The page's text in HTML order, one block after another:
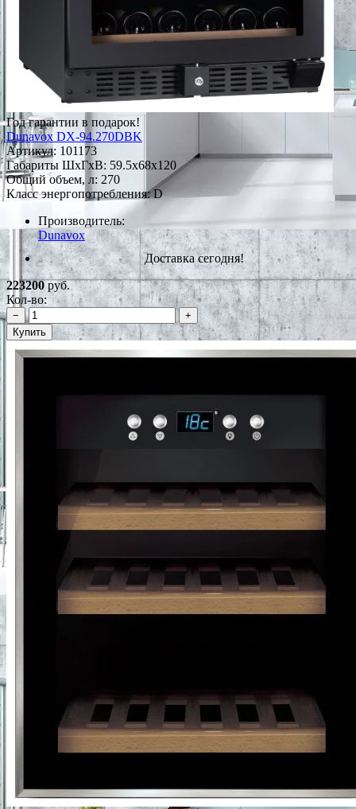
Год гарантии в подарок!
Dunavox DX-94.270DBK
Артикул: 101173
Габариты ШxГxВ: 59.5x68x120
Общий объем, л: 270
Класс энергопотребления: D
Производитель:
Dunavox
Доставка сегодня!
223200руб.
Кол-во:
−
+
Купить